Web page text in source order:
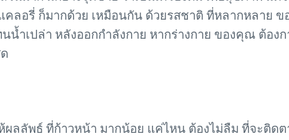
ลอรี่ ก็มากด้วย เหมือนกัน ด้วยรสชาติ ที่หลากหลาย ข
ำเปล่า หลังออกกำลังกาย หากร่างกาย ของคุณ ต้องก
ผลลัพธ์ ที่ก้าวหน้า มากน้อย แค่ไหน ต้องไม่ลืม ที่จะติด